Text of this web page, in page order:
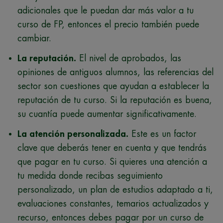
adicionales que le puedan dar más valor a tu
curso de FP, entonces el precio también puede
cambiar.
La reputación. El nivel de aprobados, las
opiniones de antiguos alumnos, las referencias del
sector son cuestiones que ayudan a establecer la
reputación de tu curso. Si la reputación es buena,
su cuantía puede aumentar significativamente.
La atención personalizada. Este es un factor
clave que deberás tener en cuenta y que tendrás
que pagar en tu curso. Si quieres una atención a
tu medida donde recibas seguimiento
personalizado, un plan de estudios adaptado a ti,
evaluaciones constantes, temarios actualizados y
recurso, entonces debes pagar por un curso de